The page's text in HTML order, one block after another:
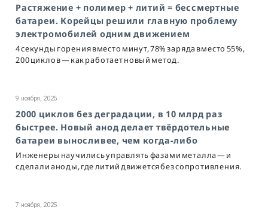
Растяжение + полимер + литий = бессмертные
батареи. Корейцы решили главную проблему
электромобилей одним движением
4 секунды горения вместо минут, 78% заряда вместо 55%,
200 циклов — как работает новый метод.
9 ноября, 2025
2000 циклов без деградации, в 10 млрд раз
быстрее. Новый анод делает твёрдотельные
батареи выносливее, чем когда-либо
Инженеры научились управлять фазами металла — и
сделали аноды, где литий движется без сопротивления.
7 ноября, 2025